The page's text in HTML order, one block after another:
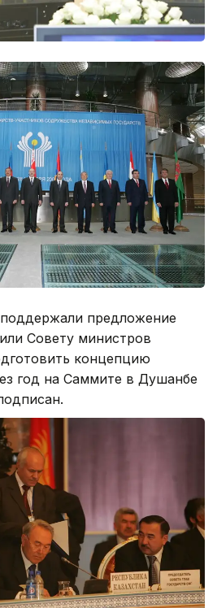
предложение
Совету министров
концепцию
год на Саммите в Душанбе